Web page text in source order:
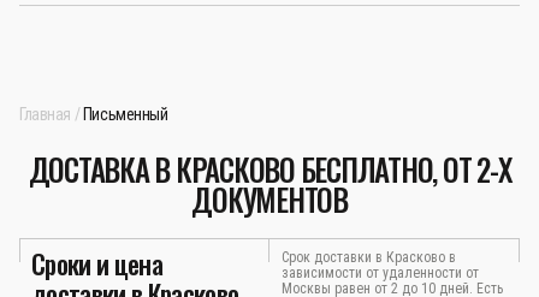
Главная Письменный
ДОСТАВКА В КРАСКОВО БЕСПЛАТНО, ОТ 2-Х
ДОКУМЕНТОВ
Сроки и цена
Срок доставки в Красково в
зависимости от удаленности от
Москвы равен от 2 до 10 дней. Есть